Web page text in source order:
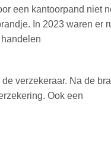
een kantoorpand niet
In 2023 waren er
verzekeraar. Na de
Ook een